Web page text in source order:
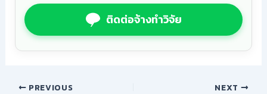
ติดต่อจ้างทำวิจัย
PREVIOUS NEXT